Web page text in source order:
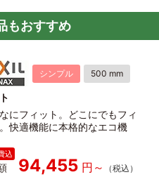
もおすすめ
シンプル 500 mm
にフィット。どこにでもフィ
快適機能に本格的なエコ機
94,455